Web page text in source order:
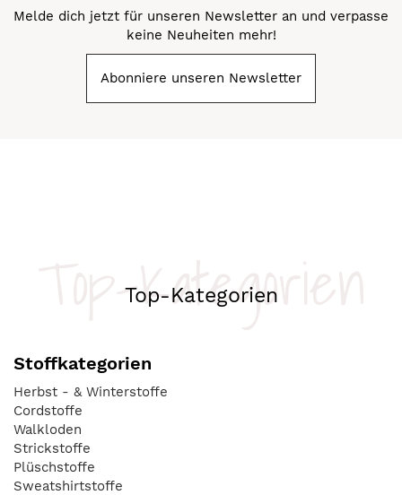
Melde dich jetzt für unseren Newsletter an und verpasse
keine Neuheiten mehr!
Abonniere unseren Newsletter
Top-Kategorien
Top-Kategorien
Stoffkategorien
Herbst - & Winterstoffe
Cordstoffe
Walkloden
Strickstoffe
Plüschstoffe
Sweatshirtstoffe